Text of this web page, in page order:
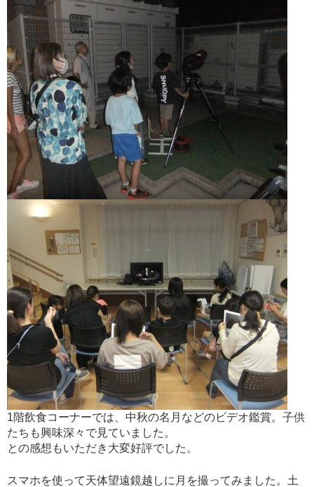
1階飲食コーナーでは、中秋の名月などのビデオ鑑賞。子供
たちも興味深々で見ていました。
との感想もいただき大変好評でした。
スマホを使って天体望遠鏡越しに月を撮ってみました。土